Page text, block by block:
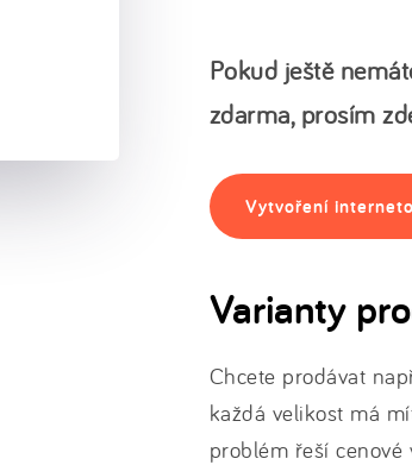
Pokud ještě
zdarma, prosím
Vytvoření
Varianty
Chcete prodávat
každá velikost má
problém řeší cenové